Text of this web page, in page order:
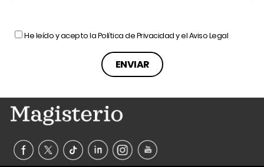
He leído y acepto laPolítica de Privacidady elAviso Legal